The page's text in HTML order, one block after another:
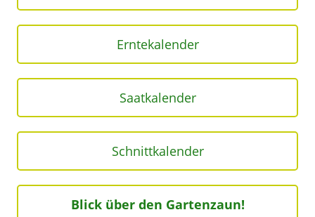
Erntekalender
Saatkalender
Schnittkalender
Blick über den Gartenzaun!